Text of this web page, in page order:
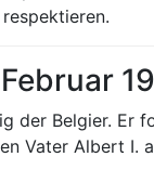
der Belgier. Er
Vater Albert I.